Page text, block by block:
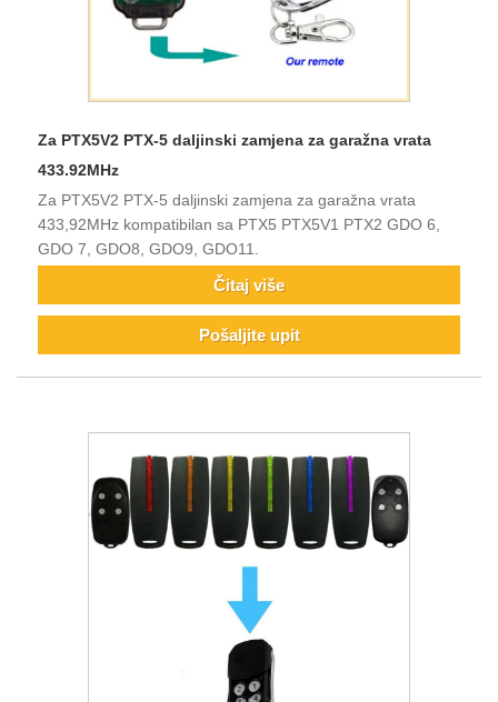
Za PTX5V2 PTX-5 daljinski zamjena za garažna vrata
433.92MHz
Za PTX5V2 PTX-5 daljinski zamjena za garažna vrata
433,92MHz kompatibilan sa PTX5 PTX5V1 PTX2 GDO 6,
GDO 7, GDO8, GDO9, GDO11.
Čitaj više
Pošaljite upit